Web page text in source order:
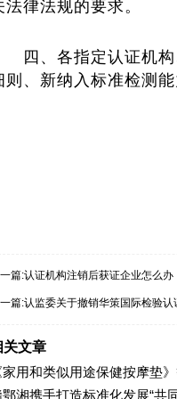
法律法规的要求。
、各指定认证机构、
则、新纳入标准检测
篇:认证机构注销后获证企业怎么办
篇:认监委关于撤销华策国际检验
关文章
家用和类似用途保健按摩垫
湘携手打造标准化发展“共